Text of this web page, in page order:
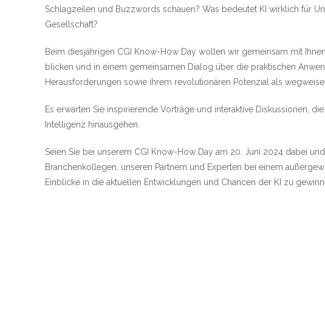
Schlagzeilen und Buzzwords schauen? Was bedeutet KI wirklich für
Gesellschaft?
Beim diesjährigen CGI Know-How Day wollen wir gemeinsam mit
blicken und in einem gemeinsamen Dialog über die praktischen
Herausforderungen sowie ihrem revolutionären Potenzial als
Es erwarten Sie inspirierende Vorträge und interaktive Diskussionen,
Intelligenz hinausgehen.
Seien Sie bei unserem CGI Know-How Day am 20. Juni 2024 dabei
Branchenkollegen, unseren Partnern und Experten bei einem
Einblicke in die aktuellen Entwicklungen und Chancen der KI zu